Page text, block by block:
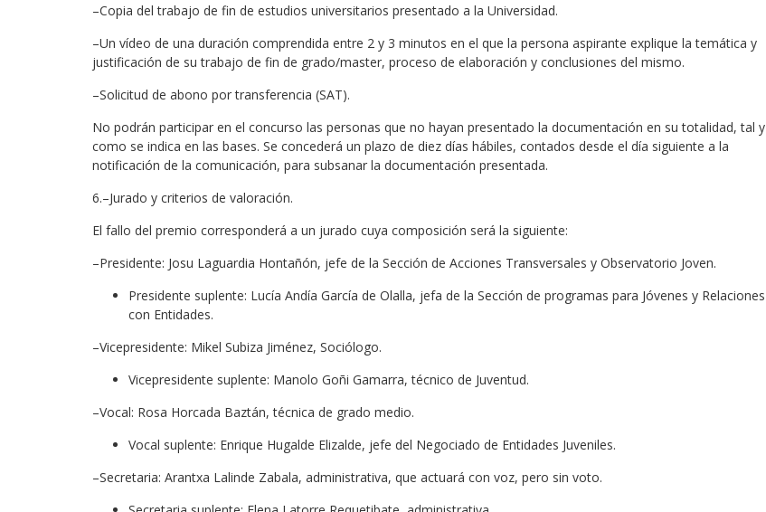
–Copia del trabajo de fin de estudios universitarios presentado a la Universidad.
–Un vídeo de una duración comprendida entre 2 y 3 minutos en el que la persona aspirante explique la temática y
justificación de su trabajo de fin de grado/master, proceso de elaboración y conclusiones del mismo.
–Solicitud de abono por transferencia (SAT).
No podrán participar en el concurso las personas que no hayan presentado la documentación en su totalidad, tal y
como se indica en las bases. Se concederá un plazo de diez días hábiles, contados desde el día siguiente a la
notificación de la comunicación, para subsanar la documentación presentada.
6.–Jurado y criterios de valoración.
El fallo del premio corresponderá a un jurado cuya composición será la siguiente:
–Presidente: Josu Laguardia Hontañón, jefe de la Sección de Acciones Transversales y Observatorio Joven.
Presidente suplente: Lucía Andía García de Olalla, jefa de la Sección de programas para Jóvenes y Relaciones
con Entidades.
–Vicepresidente: Mikel Subiza Jiménez, Sociólogo.
Vicepresidente suplente: Manolo Goñi Gamarra, técnico de Juventud.
–Vocal: Rosa Horcada Baztán, técnica de grado medio.
Vocal suplente: Enrique Hugalde Elizalde, jefe del Negociado de Entidades Juveniles.
–Secretaria: Arantxa Lalinde Zabala, administrativa, que actuará con voz, pero sin voto.